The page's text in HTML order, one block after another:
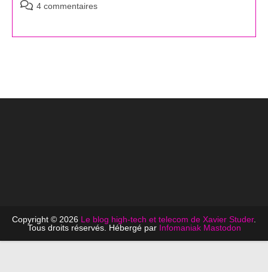
Commentaires
4 commentaires
Copyright © 2026 Le blog high-tech et telecom de Xavier Studer.
Tous droits réservés. Hébergé par Infomaniak Mastodon